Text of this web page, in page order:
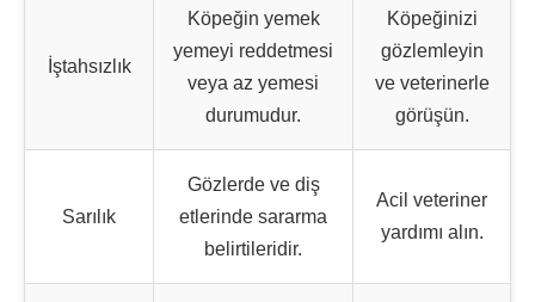
İştahsızlık
Köpeğin yemek
yemeyi reddetmesi
veya az yemesi
durumudur.
Köpeğinizi
gözlemleyin
ve veterinerle
görüşün.
Sarılık
Gözlerde ve diş
etlerinde sararma
belirtileridir.
Acil veteriner
yardımı alın.